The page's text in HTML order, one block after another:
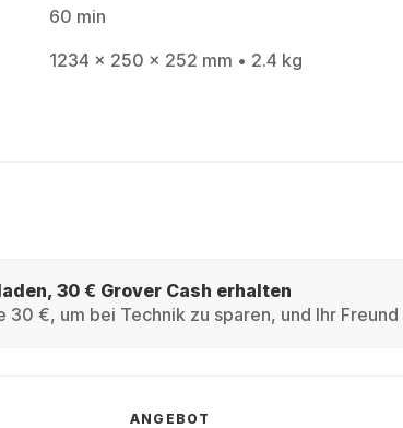
60 min
1234 x 250 x 252 mm • 2.4 kg
30 € Grover Cash erhalten
30 €, um bei Technik zu sparen, und Ihr
ANGEBOT